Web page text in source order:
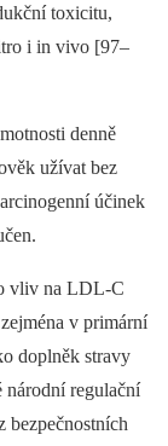
toxicitu,
i in vivo [97–
denně
užívat bez
účinek
vliv na LDL-C
v primární
doplněk stravy
regulační
bezpečnostních